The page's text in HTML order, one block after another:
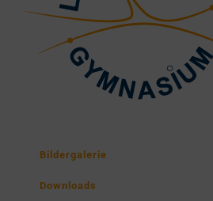
Bildergalerie
Downloads